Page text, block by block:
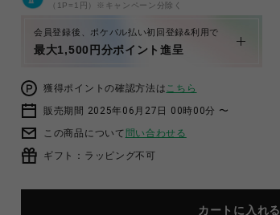
（1P=1円）※キャンペーン分除く
会員登録後、ポケパル払い初回登録&利用で
最大1,500円分ポイント進呈
獲得ポイントの確認方法はこちら
販売期間 2025年06月27日 00時00分 〜
この商品について 問い合わせる
ギフト：ラッピング不可
カートに入れる